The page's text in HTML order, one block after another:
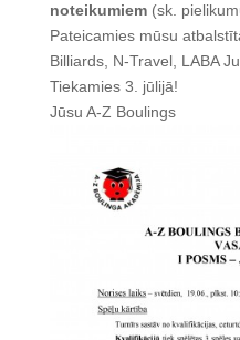
noteikumiem(sk.
Pateicamies mūsu
Billiards, N-Travel, LABA
Tiekamies 3. jūlijā!
Jūsu A-Z Boulings